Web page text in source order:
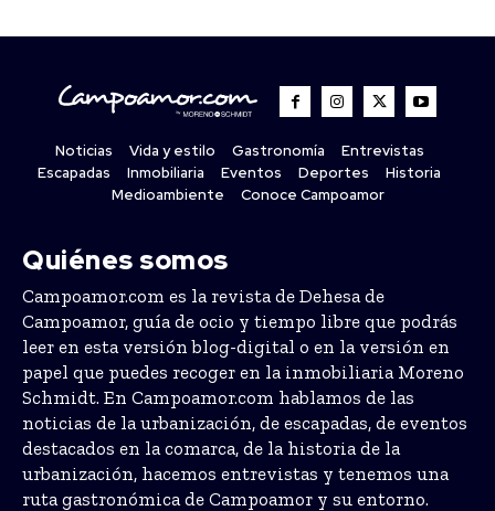
Noticias Vida y estilo Gastronomía
Entrevistas
Escapadas
Inmobiliaria Eventos Deportes
Historia
Medioambiente
Conoce Campoamor
Quiénes somos
Campoamor.com es la revista de Dehesa de
Campoamor, guía de ocio y tiempo libre que podrás
leer en esta versión blog-digital o en la versión en
papel que puedes recoger en la inmobiliaria Moreno
Schmidt. En Campoamor.com hablamos de las
noticias de la urbanización, de escapadas, de eventos
destacados en la comarca, de la historia de la
urbanización, hacemos entrevistas y tenemos una
ruta gastronómica de Campoamor y su entorno.